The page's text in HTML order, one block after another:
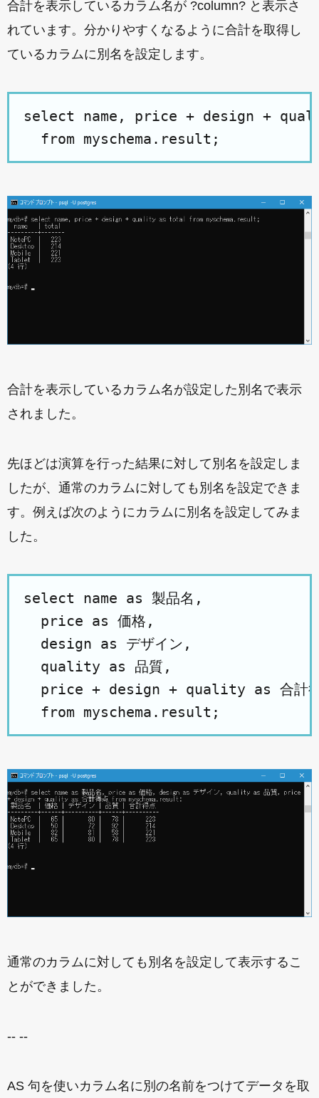
合計を表示しているカラム名が ?column? と表示さ
れています。分かりやすくなるように合計を取得し
ているカラムに別名を設定します。
select name, price + design +
合計を表示しているカラム名が設定した別名で表示
されました。
先ほどは演算を行った結果に対して別名を設定しま
したが、通常のカラムに対しても別名を設定できま
す。例えば次のようにカラムに別名を設定してみま
した。
select name as 製品名,
  price as 価格,
  design as デザイン,
  quality as 品質,
price + design + quality as 合計
通常のカラムに対しても別名を設定して表示するこ
とができました。
-- --
AS 句を使いカラム名に別の名前をつけてデータを取